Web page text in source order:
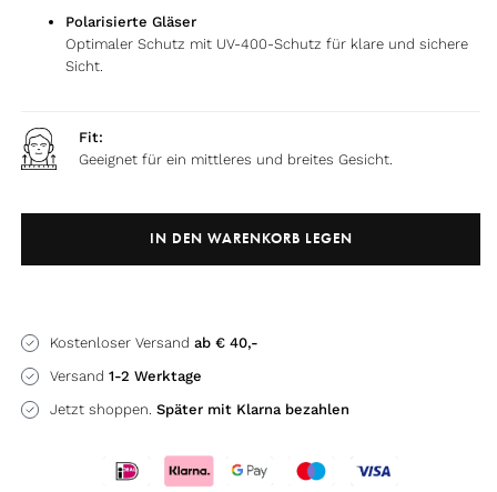
Polarisierte Gläser
Optimaler Schutz mit UV-400-Schutz für klare und sichere
Sicht.
Fit:
Geeignet für ein mittleres und breites Gesicht.
IN DEN WARENKORB LEGEN
Kostenloser Versand ab € 40,-
Versand 1-2 Werktage
Jetzt shoppen. Später mit Klarna bezahlen